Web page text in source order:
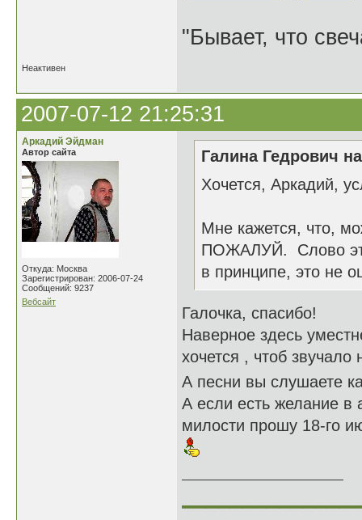
"Бывает, что
Неактивен
2007-07-12 21:25:31
Аркадий Эйдман
Автор сайта
Откуда: Москва
Зарегистрирован: 2006-07-24
Сообщений: 9237
Вебсайт
Галина Гедрович
Хочется, Аркадий,
Мне кажется, что,
ПОЖАЛУЙ. Слово
в принципе, это не
Галочка, спасибо!
Наверное здесь
хочется , чтоб
А песни вы слушаете
А если есть желание в
милости прошу 18-го